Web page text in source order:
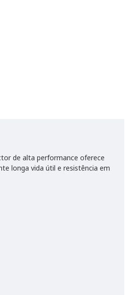
de alta performance oferece
longa vida útil e resistência em